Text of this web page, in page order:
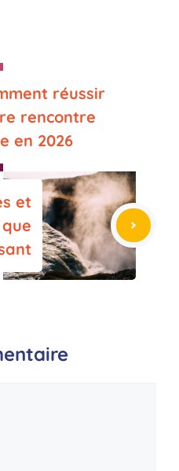
réussir
rencontre
en 2026
et